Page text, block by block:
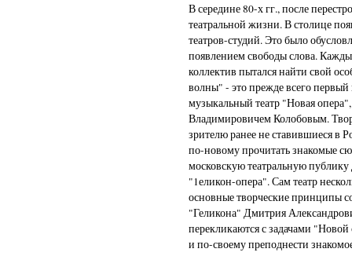
В середине 80-х гг., после
театральной жизни. В столице
театров-студий. Это было
появлением свободы слова.
коллектив пытался найти свой
волны" - это прежде всего
музыкальный театр "Новая
Владимировичем Колобовым.
зрителю ранее не ставившиеся в
по-новому прочитать знакомые
московскую театральную
"1еликон-опера". Сам театр
основные творческие принципы
"Геликона" Дмитрия
перекликаются с задачами
и по-своему преподнести